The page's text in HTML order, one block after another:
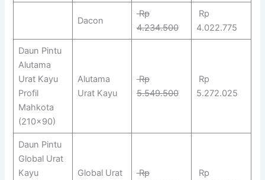
Dacon
Rp
4.234.500
Rp
4.022.775
Daun Pintu
Alutama
Urat Kayu
Profil
Mahkota
(210×90)
Alutama
Urat Kayu
Rp
5.549.500
Rp
5.272.025
Daun Pintu
Global Urat
Kayu
Global Urat
Rp
Rp